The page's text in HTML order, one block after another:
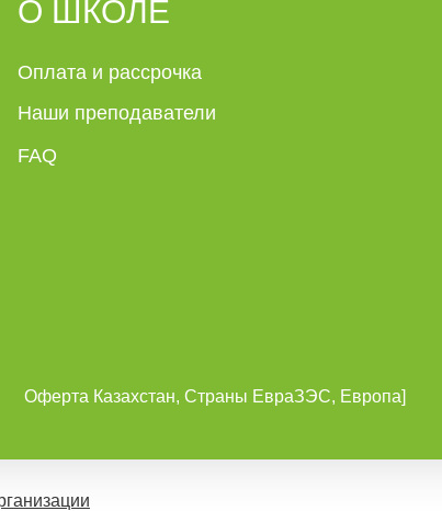
О ШКОЛЕ
Оплата и рассрочка
Наши преподаватели
FAQ
Оферта Казахстан, Страны ЕвраЗЭС, Европа]